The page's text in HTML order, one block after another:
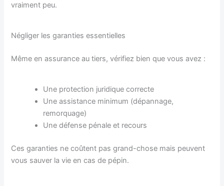
vraiment peu.
Négliger les garanties essentielles
Même en assurance au tiers, vérifiez bien que vous avez :
Une protection juridique correcte
Une assistance minimum (dépannage,
remorquage)
Une défense pénale et recours
Ces garanties ne coûtent pas grand-chose mais peuvent
vous sauver la vie en cas de pépin.